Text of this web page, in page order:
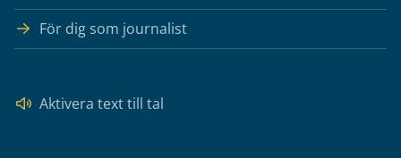
För dig som journalist
Aktivera text till tal